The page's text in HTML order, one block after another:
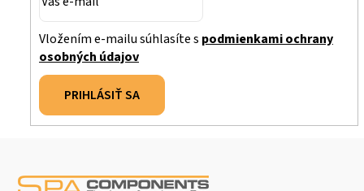
Vložením e-mailu súhlasíte s podmienkami ochrany
osobných údajov
PRIHLÁSIŤ SA